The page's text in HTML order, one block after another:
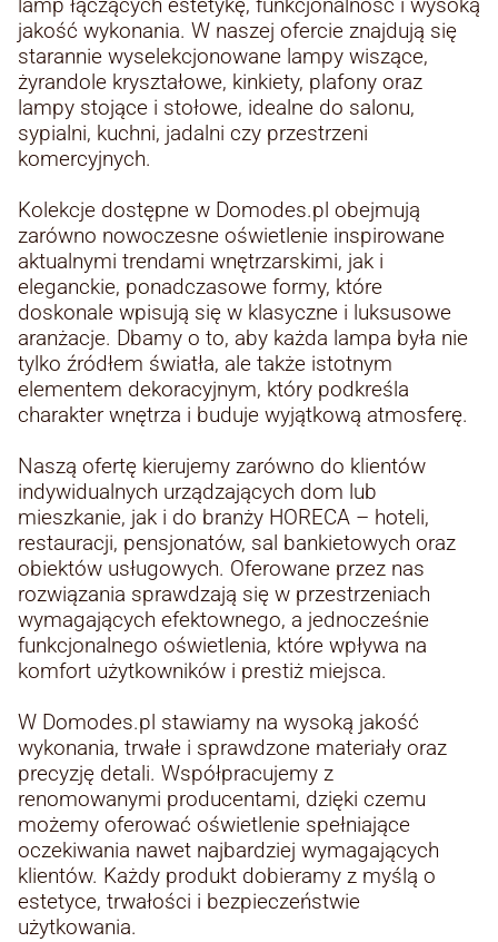
lamp łączących estetykę, funkcjonalność i wysoką
jakość wykonania. W naszej ofercie znajdują się
starannie wyselekcjonowane lampy wiszące,
żyrandole kryształowe, kinkiety, plafony oraz
lampy stojące i stołowe, idealne do salonu,
sypialni, kuchni, jadalni czy przestrzeni
komercyjnych.
Kolekcje dostępne w Domodes.pl obejmują
zarówno nowoczesne oświetlenie inspirowane
aktualnymi trendami wnętrzarskimi, jak i
eleganckie, ponadczasowe formy, które
doskonale wpisują się w klasyczne i luksusowe
aranżacje. Dbamy o to, aby każda lampa była nie
tylko źródłem światła, ale także istotnym
elementem dekoracyjnym, który podkreśla
charakter wnętrza i buduje wyjątkową atmosferę.
Naszą ofertę kierujemy zarówno do klientów
indywidualnych urządzających dom lub
mieszkanie, jak i do branży HORECA – hoteli,
restauracji, pensjonatów, sal bankietowych oraz
obiektów usługowych. Oferowane przez nas
rozwiązania sprawdzają się w przestrzeniach
wymagających efektownego, a jednocześnie
funkcjonalnego oświetlenia, które wpływa na
komfort użytkowników i prestiż miejsca.
W Domodes.pl stawiamy na wysoką jakość
wykonania, trwałe i sprawdzone materiały oraz
precyzję detali. Współpracujemy z
renomowanymi producentami, dzięki czemu
możemy oferować oświetlenie spełniające
oczekiwania nawet najbardziej wymagających
klientów. Każdy produkt dobieramy z myślą o
estetyce, trwałości i bezpieczeństwie
użytkowania.